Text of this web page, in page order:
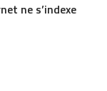
ne s’indexe